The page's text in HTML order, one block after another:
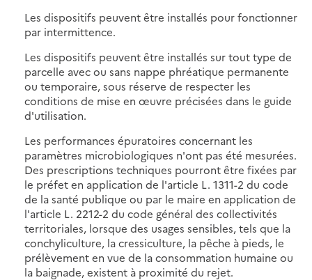
Les dispositifs peuvent être installés pour fonctionner
par intermittence.
Les dispositifs peuvent être installés sur tout type de
parcelle avec ou sans nappe phréatique permanente
ou temporaire, sous réserve de respecter les
conditions de mise en œuvre précisées dans le guide
d'utilisation.
Les performances épuratoires concernant les
paramètres microbiologiques n'ont pas été mesurées.
Des prescriptions techniques pourront être fixées par
le préfet en application de l'article L. 1311-2 du code
de la santé publique ou par le maire en application de
l'article L. 2212-2 du code général des collectivités
territoriales, lorsque des usages sensibles, tels que la
conchyliculture, la cressiculture, la pêche à pieds, le
prélèvement en vue de la consommation humaine ou
la baignade, existent à proximité du rejet.